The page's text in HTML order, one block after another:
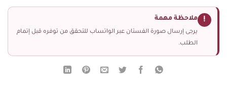
! ملاحظة مهمة
يرجى إرسال صورة الفستان عبر الواتساب للتحقق من توفره قبل إتمام
الطلب.